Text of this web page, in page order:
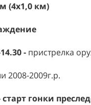
(4х1,0 км)
- пристрелка
2008-2009г.р.
старт гонки